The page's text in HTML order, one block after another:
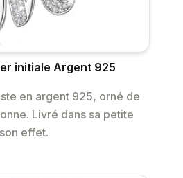
initiale Argent 925
en argent 925, orné de
Livré dans sa petite
effet.